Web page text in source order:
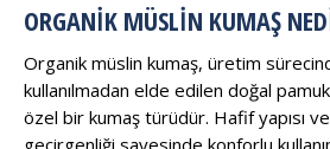
ORGANIK MÜSLIN KUMAŞ
Organik müslin kumaş, üretim
kullanılmadan elde edilen doğal
özel bir kumaş türüdür. Hafif yapısı
geçirgenliği sayesinde konforlu